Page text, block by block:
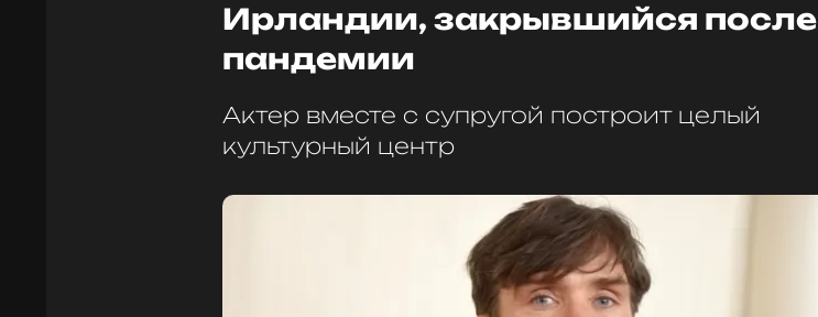
Ирландии, закрывшийся после
пандемии
Актер вместе с супругой построит целый
культурный центр